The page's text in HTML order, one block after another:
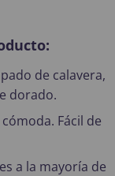
de calavera,
dorado.
Fácil de
a la mayoría de